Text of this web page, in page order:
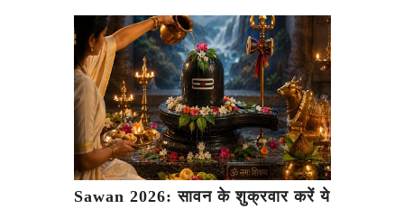
Sawan 2026: सावन के शुक्रवार करें ये